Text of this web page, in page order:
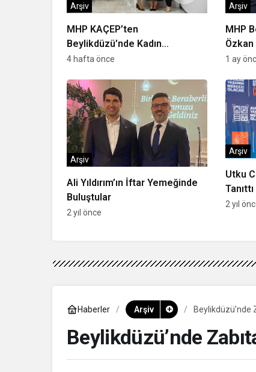
MHP KAÇEP’ten
Beylikdüzü’nde Kadın
Girişimcilere Destek Çıkarması
Arşiv
4 hafta önce
MHP
Özkan
Arşiv
1 ay
Ali Yıldırım’ın İftar Yemeğinde
Buluştular
Arşiv
2 yıl önce
Utku
Tanıttı
Arşiv
2 yıl
Haberler Arşiv Beylikdüzü’nde
Beylikdüzü’nde